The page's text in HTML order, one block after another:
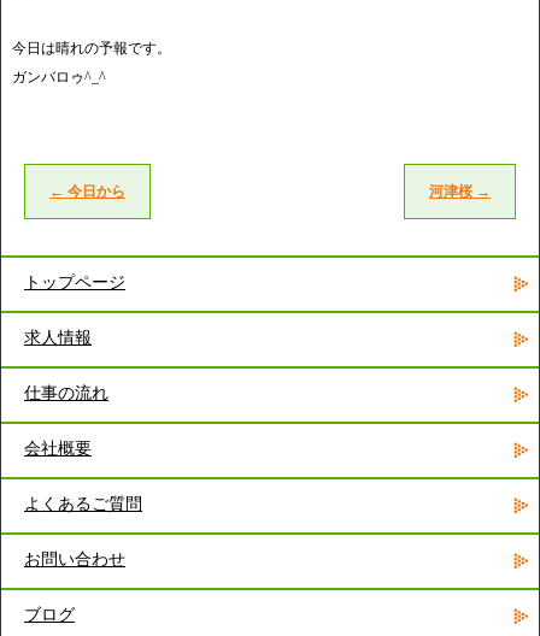
今日は晴れの予報です。
ガンバロゥ^_^
← 今日から 河津桜 →
トップページ
求人情報
仕事の流れ
会社概要
よくあるご質問
お問い合わせ
ブログ